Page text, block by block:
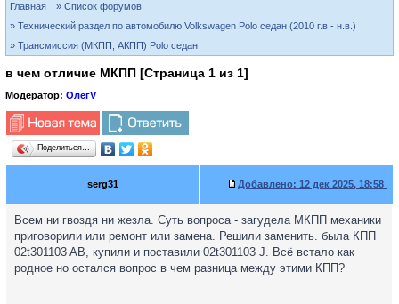
Главная
» Список форумов
» Технический раздел по автомобилю Volkswagen Polo седан (2010 г.в - н.в.)
» Трансмиссия (МКПП, АКПП) Polo седан
в чем отличие МКПП [Страница 1 из 1]
Модератор: ОлегV
Поделиться…
serg31 Добавлено: 12 дек 2025, 18:58
Всем ни гвоздя ни жезла. Суть вопроса - загудела МКПП механики
приговорили или ремонт или замена. Решили заменить. была КПП
02t301103 AB, купили и поставили 02t301103 J. Всё встало как
родное но остался вопрос в чем разница между этими КПП?